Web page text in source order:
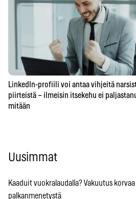
LinkedIn-profiili voi antaa vihjeitä
piirteistä – ilmeisin itsekehu ei
mitään
Uusimmat
Kaaduit vuokralaudalla? Vakuutus
palkanmenetystä